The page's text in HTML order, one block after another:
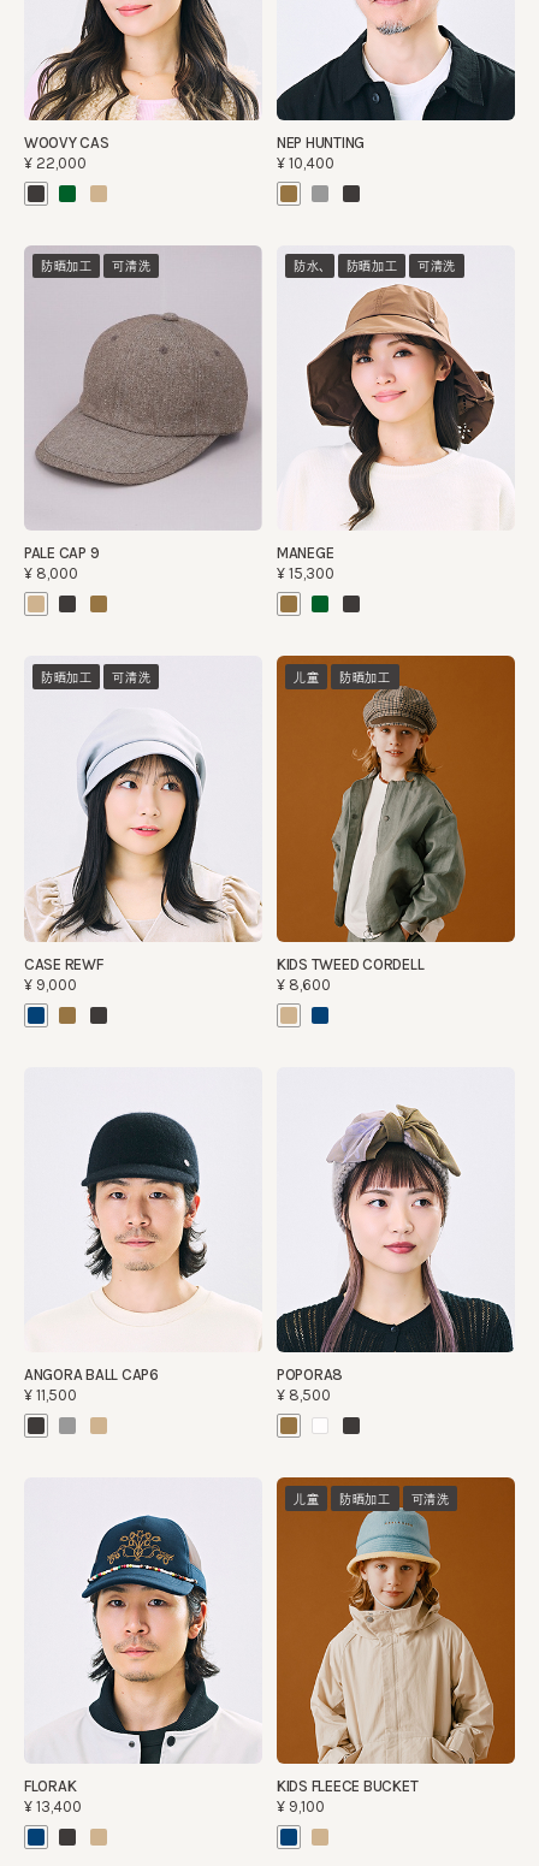
WOOVY CAS
¥22,000
NEP HUNTING
¥10,400
防晒加工 可清洗
PALE CAP 9
¥8,000
防水、 防晒加工 可清洗
MANEGE
¥15,300
防晒加工 可清洗
CASE REWF
¥9,000
儿童 防晒加工
KIDS TWEED CORDELL
¥8,600
ANGORA BALL CAP6
¥11,500
POPORA8
¥8,500
FLORAK
¥13,400
儿童 防晒加工 可清洗
KIDS FLEECE BUCKET
¥9,100